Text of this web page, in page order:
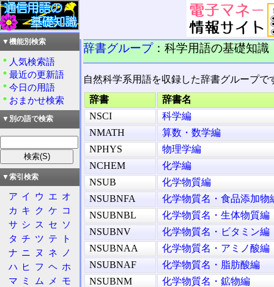
辞書グループ：科学用語の基礎知識
自然科学系用語を収録した辞書グループで
辞書
辞書名
NSCI
科学編
NMATH
算数・数学編
NPHYS
物理学編
NCHEM
化学編
NSUB
化学物質編
NSUBNFA
化学物質名・食品添加物
NSUBNBL
化学物質名・生体物質編
NSUBNV
化学物質名・ビタミン編
NSUBNAA
化学物質名・アミノ酸編
NSUBNAF
化学物質名・脂肪酸編
NSUBNM
化学物質名・鉱物編
▼機能別検索
人気検索語
最近の更新語
今日の用語
おまかせ検索
▼別の語で検索
▼索引検索
ア イ ウ エ オ
カ キ ク ケ コ
サ シ ス セ ソ
タ チ ツ テ
ト
ナ ニ ヌ ネ
ノ
ハ ヒ フ ヘ ホ
マ ミ ム メ
モ